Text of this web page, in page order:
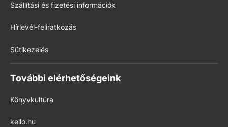
Szállítási és fizetési információk
Hírlevél-feliratkozás
Sütikezelés
További elérhetőségeink
Könyvkultúra
kello.hu